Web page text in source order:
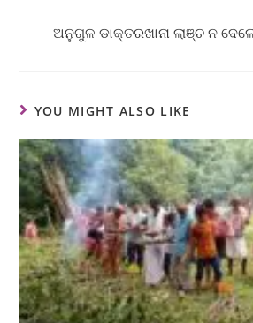
ଅନୁଗୁଳ ଡାକ୍ତରଖାନା ଲାଞ୍ଚ ନ
YOU MIGHT ALSO LIKE